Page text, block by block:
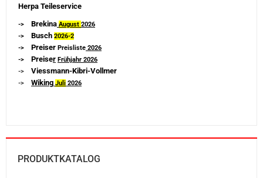
Herpa Teileservice
-> Brekina August 2026
-> Busch 2026-2
-> Preiser Preisliste 2026
-> Preiser Frühjahr 2026
-> Viessmann-Kibri-Vollmer
-> Wiking Juli 2026
PRODUKTKATALOG